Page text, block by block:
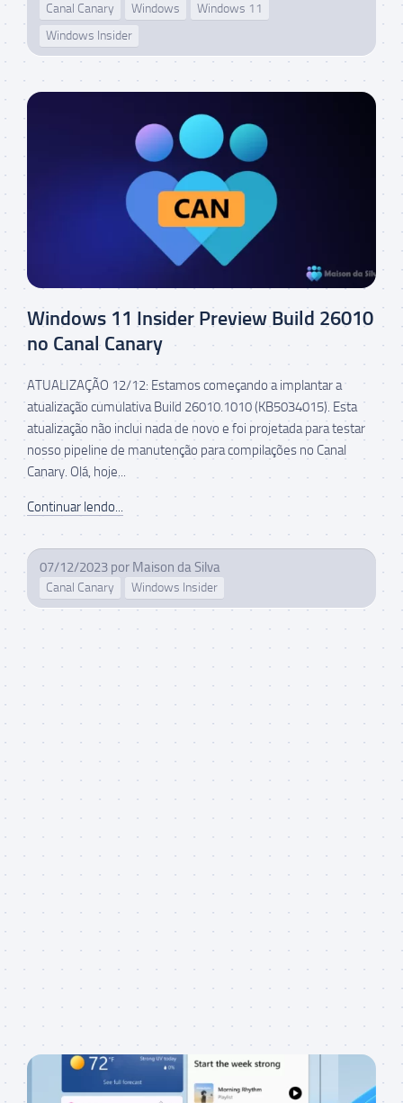
Canal Canary Windows
Windows 11
Windows Insider
Windows 11 Insider Preview Build 26010
no Canal Canary
ATUALIZAÇÃO 12/12: Estamos começando a implantar a
atualização cumulativa Build 26010.1010 (KB5034015). Esta
atualização não inclui nada de novo e foi projetada para testar
nosso pipeline de manutenção para compilações no Canal
Canary. Olá, hoje...
Continuar lendo...
07/12/2023 por Maison da Silva
Canal Canary Windows Insider